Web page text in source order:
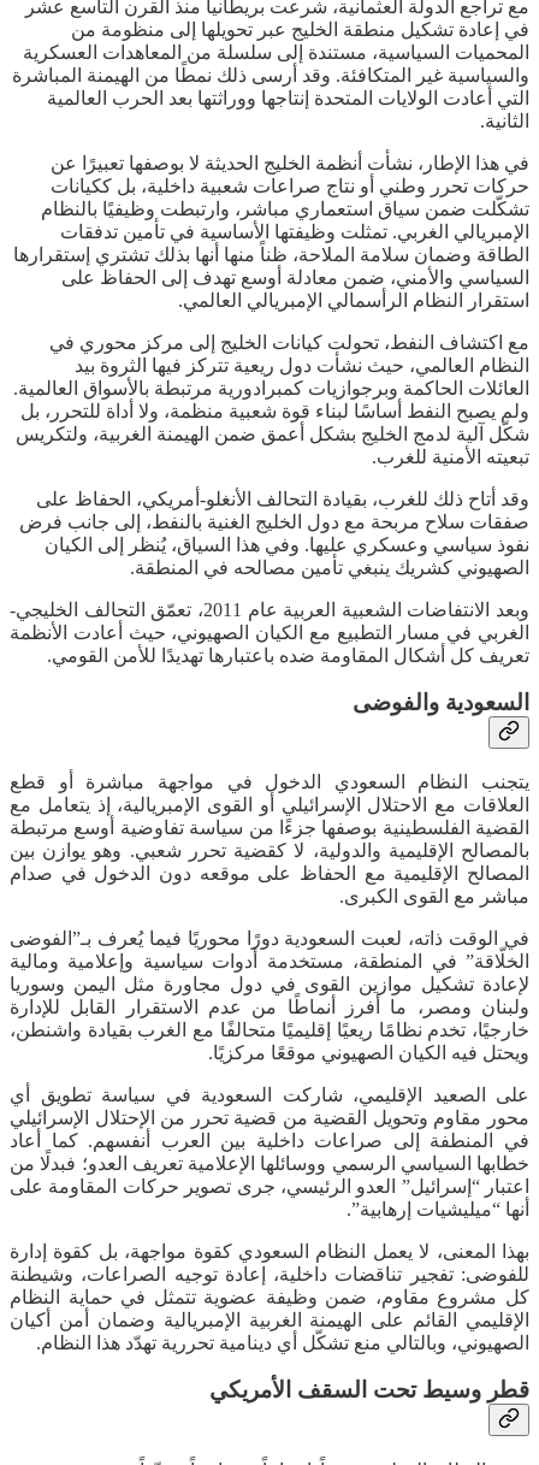
مع تراجع الدولة العثمانية، شرعت بريطانيا منذ القرن التاسع عشر
في إعادة تشكيل منطقة الخليج عبر تحويلها إلى منظومة من
المحميات السياسية، مستندة إلى سلسلة من المعاهدات العسكرية
والسياسية غير المتكافئة. وقد أرسى ذلك نمطًا من الهيمنة المباشرة
التي أعادت الولايات المتحدة إنتاجها ووراثتها بعد الحرب العالمية
الثانية.
في هذا الإطار، نشأت أنظمة الخليج الحديثة لا بوصفها تعبيرًا عن
حركات تحرر وطني أو نتاج صراعات شعبية داخلية، بل ككيانات
تشكّلت ضمن سياق استعماري مباشر، وارتبطت وظيفيًا بالنظام
الإمبريالي الغربي. تمثلت وظيفتها الأساسية في تأمين تدفقات
الطاقة وضمان سلامة الملاحة، ظناً منها أنها بذلك تشتري إستقرارها
السياسي والأمني، ضمن معادلة أوسع تهدف إلى الحفاظ على
استقرار النظام الرأسمالي الإمبريالي العالمي.
مع اكتشاف النفط، تحولت كيانات الخليج إلى مركز محوري في
النظام العالمي، حيث نشأت دول ريعية تتركز فيها الثروة بيد
العائلات الحاكمة وبرجوازيات كمبرادورية مرتبطة بالأسواق العالمية.
ولم يصبح النفط أساسًا لبناء قوة شعبية منظمة، ولا أداة للتحرر، بل
شكّل آلية لدمج الخليج بشكل أعمق ضمن الهيمنة الغربية، ولتكريس
تبعيته الأمنية للغرب.
وقد أتاح ذلك للغرب، بقيادة التحالف الأنغلو-أمريكي، الحفاظ على
صفقات سلاح مربحة مع دول الخليج الغنية بالنفط، إلى جانب فرض
نفوذ سياسي وعسكري عليها. وفي هذا السياق، يُنظر إلى الكيان
الصهيوني كشريك ينبغي تأمين مصالحه في المنطقة.
وبعد الانتفاضات الشعبية العربية عام 2011، تعمّق التحالف الخليجي-
الغربي في مسار التطبيع مع الكيان الصهيوني، حيث أعادت الأنظمة
تعريف كل أشكال المقاومة ضده باعتبارها تهديدًا للأمن القومي.
السعودية والفوضى
يتجنب النظام السعودي الدخول في مواجهة مباشرة أو قطع
العلاقات مع الاحتلال الإسرائيلي أو القوى الإمبريالية، إذ يتعامل مع
القضية الفلسطينية بوصفها جزءًا من سياسة تفاوضية أوسع مرتبطة
بالمصالح الإقليمية والدولية، لا كقضية تحرر شعبي. وهو يوازن بين
المصالح الإقليمية مع الحفاظ على موقعه دون الدخول في صدام
مباشر مع القوى الكبرى.
في الوقت ذاته، لعبت السعودية دورًا محوريًا فيما يُعرف بـ”الفوضى
الخلّاقة” في المنطقة، مستخدمة أدوات سياسية وإعلامية ومالية
لإعادة تشكيل موازين القوى في دول مجاورة مثل اليمن وسوريا
ولبنان ومصر، ما أفرز أنماطًا من عدم الاستقرار القابل للإدارة
خارجيًا، تخدم نظامًا ريعيًا إقليميًا متحالفًا مع الغرب بقيادة واشنطن،
ويحتل فيه الكيان الصهيوني موقعًا مركزيًا.
على الصعيد الإقليمي، شاركت السعودية في سياسة تطويق أي
محور مقاوم وتحويل القضية من قضية تحرر من الإحتلال الإسرائيلي
في المنطفة إلى صراعات داخلية بين العرب أنفسهم. كما أعاد
خطابها السياسي الرسمي ووسائلها الإعلامية تعريف العدو؛ فبدلًا من
اعتبار “إسرائيل” العدو الرئيسي، جرى تصوير حركات المقاومة على
أنها “ميليشيات إرهابية”.
بهذا المعنى، لا يعمل النظام السعودي كقوة مواجهة، بل كقوة إدارة
للفوضى: تفجير تناقضات داخلية، إعادة توجيه الصراعات، وشيطنة
كل مشروع مقاوم، ضمن وظيفة عضوية تتمثل في حماية النظام
الإقليمي القائم على الهيمنة الغربية الإمبريالية وضمان أمن أكيان
الصهيوني، وبالتالي منع تشكّل أي دينامية تحررية تهدّد هذا النظام.
قطر وسيط تحت السقف الأمريكي